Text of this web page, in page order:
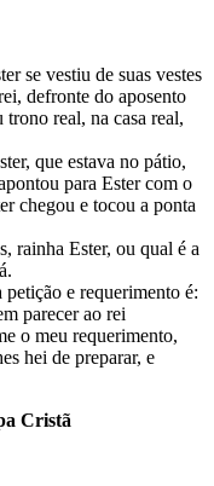
se vestiu de suas vestes
defronte do aposento
trono real, na casa real,
que estava no pátio,
para Ester com o
chegou e tocou a ponta
rainha Ester, ou qual é a
e requerimento é:
parecer ao rei
o meu requerimento,
hei de preparar, e
Cristã